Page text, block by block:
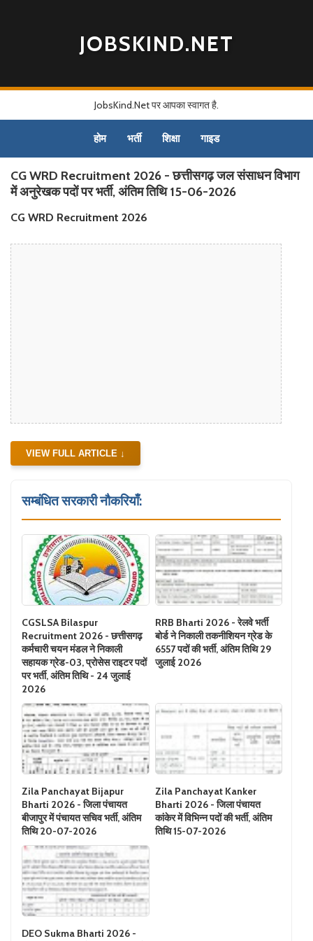
JOBSKIND.NET
JobsKind.Net पर आपका स्वागत है.
होम भर्ती शिक्षा गाइड
CG WRD Recruitment 2026 - छत्तीसगढ़ जल संसाधन विभाग
में अनुरेखक पदों पर भर्ती, अंतिम तिथि 15-06-2026
CG WRD Recruitment 2026
VIEW FULL ARTICLE ↓
सम्बंधित सरकारी नौकरियाँ:
CGSLSA Bilaspur
Recruitment 2026 - छत्तीसगढ़
कर्मचारी चयन मंडल ने निकाली
सहायक ग्रेड-03, प्रोसेस राइटर पदों
पर भर्ती, अंतिम तिथि - 24 जुलाई
2026
RRB Bharti 2026 - रेलवे भर्ती
बोर्ड ने निकाली तकनीशियन ग्रेड के
6557 पदों की भर्ती, अंतिम तिथि 29
जुलाई 2026
Zila Panchayat Bijapur
Bharti 2026 - जिला पंचायत
बीजापुर में पंचायत सचिव भर्ती, अंतिम
तिथि 20-07-2026
Zila Panchayat Kanker
Bharti 2026 - जिला पंचायत
कांकेर में विभिन्न पदों की भर्ती, अंतिम
तिथि 15-07-2026
DEO Sukma Bharti 2026 -